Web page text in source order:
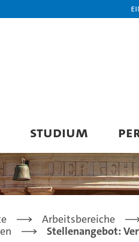
STUDIUM
Arbeitsbereiche
Stellenangebot: